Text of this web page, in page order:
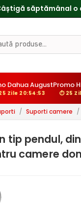
Dahua August
Zile 20:54:52
Promo
⏱ 25
/ Suporti camere /
tip pendul,
camere